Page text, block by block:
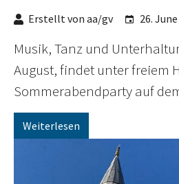
Erstellt von aa/gv 26.
Musik, Tanz und
August, findet unter freiem
Sommerabendparty auf
Weiterlesen